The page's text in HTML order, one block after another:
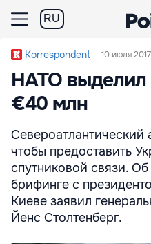
RU
Korrespondent 10 июля
НАТО выделил
€40 млн
Североатлантический
чтобы предоставить
спутниковой связи.
брифинге с
Киеве заявил
Йенс Столтенберг.